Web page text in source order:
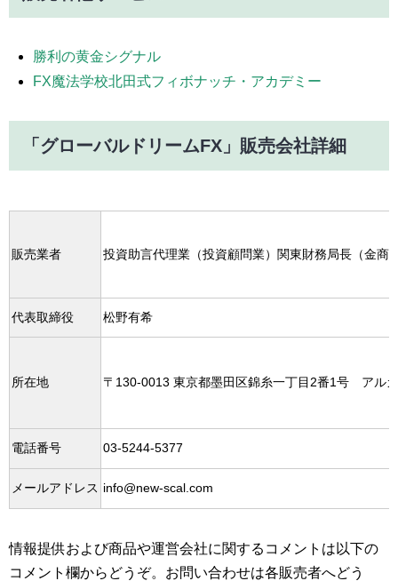
勝利の黄金シグナル
FX魔法学校北田式フィボナッチ・アカデミー
「グローバルドリームFX」販売会社詳細
販売業者 投資助言代理業（投資顧問業）関東財務局長（金商
代表取締役 松野有希
所在地 〒130-0013 東京都墨田区錦糸一丁目2番1号 アル
電話番号 03-5244-5377
メールアドレス info@new-scal.com
情報提供および商品や運営会社に関するコメントは以下の
コメント欄からどうぞ。お問い合わせは各販売者へどう